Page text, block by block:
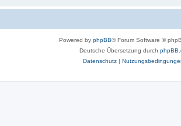
Powered by phpBB® Forum Software ©
Deutsche Übersetzung durch
Datenschutz|